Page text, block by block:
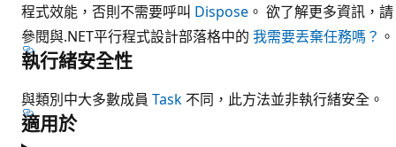
程式效能，否則不需要呼叫 Dispose 。 欲了解更多資訊，請
參閱與.NET平行程式設計部落格中的 我需要丟棄任務嗎？ 。
執行緒安全性
與類別中大多數成員 Task 不同，此方法並非執行緒安全。
適用於